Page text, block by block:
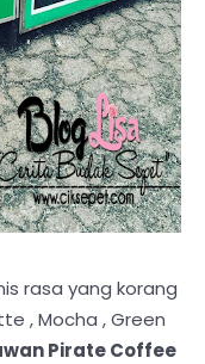
rasa yang korang
, Mocha , Green
Pirate Coffee